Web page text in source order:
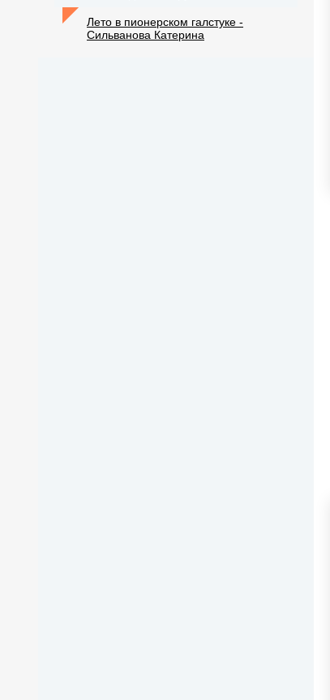
Лето в пионерском галстуке -
Сильванова Катерина